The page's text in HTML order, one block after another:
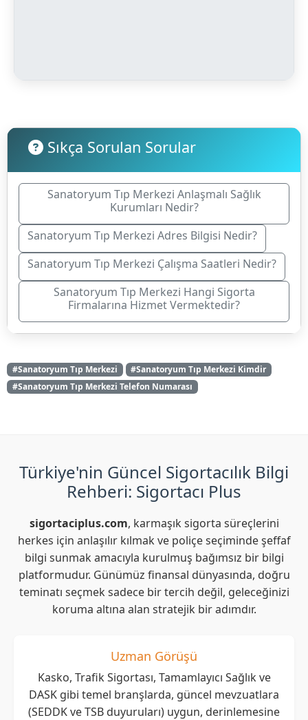
Sıkça Sorulan Sorular
Sanatoryum Tıp Merkezi Anlaşmalı Sağlık
Kurumları Nedir?
Sanatoryum Tıp Merkezi Adres Bilgisi Nedir?
Sanatoryum Tıp Merkezi Çalışma Saatleri Nedir?
Sanatoryum Tıp Merkezi Hangi Sigorta
Firmalarına Hizmet Vermektedir?
#Sanatoryum Tıp Merkezi
#Sanatoryum Tıp Merkezi Kimdir
#Sanatoryum Tıp Merkezi Telefon Numarası
Türkiye'nin Güncel Sigortacılık Bilgi
Rehberi: Sigortacı Plus
sigortaciplus.com, karmaşık sigorta süreçlerini
herkes için anlaşılır kılmak ve poliçe seçiminde şeffaf
bilgi sunmak amacıyla kurulmuş bağımsız bir bilgi
platformudur. Günümüz finansal dünyasında, doğru
teminatı seçmek sadece bir tercih değil, geleceğinizi
koruma altına alan stratejik bir adımdır.
Uzman Görüşü
Kasko, Trafik Sigortası, Tamamlayıcı Sağlık ve
DASK gibi temel branşlarda, güncel mevzuatlara
(SEDDK ve TSB duyuruları) uygun, derinlemesine